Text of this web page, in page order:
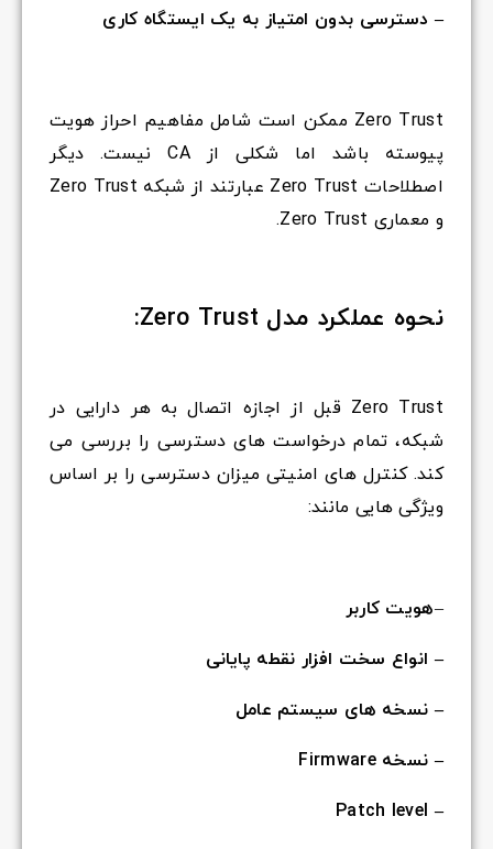
– دسترسی بدون امتیاز به یک ایستگاه کاری
Zero Trust ممکن است شامل مفاهیم احراز هویت
پیوسته باشد اما شکلی از CA نیست. دیگر
اصطلاحات Zero Trust عبارتند از شبکه Zero Trust
و معماری Zero Trust.
نحوه عملکرد مدل Zero Trust:
Zero Trust قبل از اجازه اتصال به هر دارایی در
شبکه، تمام درخواست های دسترسی را بررسی می
کند. کنترل های امنیتی میزان دسترسی را بر اساس
ویژگی هایی مانند:
–هویت کاربر
– انواع سخت افزار نقطه پایانی
– نسخه های سیستم عامل
– نسخه Firmware
– Patch level